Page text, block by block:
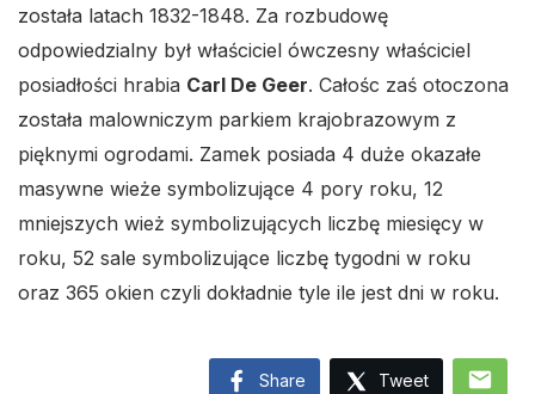
została latach 1832-1848. Za rozbudowę
odpowiedzialny był właściciel ówczesny właściciel
posiadłości hrabia Carl De Geer. Całośc zaś otoczona
została malowniczym parkiem krajobrazowym z
pięknymi ogrodami. Zamek posiada 4 duże okazałe
masywne wieże symbolizujące 4 pory roku, 12
mniejszych wież symbolizujących liczbę miesięcy w
roku, 52 sale symbolizujące liczbę tygodni w roku
oraz 365 okien czyli dokładnie tyle ile jest dni w roku.
Share Tweet mail